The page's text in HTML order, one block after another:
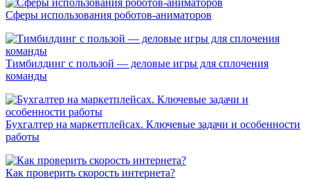
Сферы использования роботов-аниматоров
Тимбилдинг с пользой — деловые игры для сплочения
команды
Бухгалтер на маркетплейсах. Ключевые задачи и особенности
работы
Как проверить скорость интернета?